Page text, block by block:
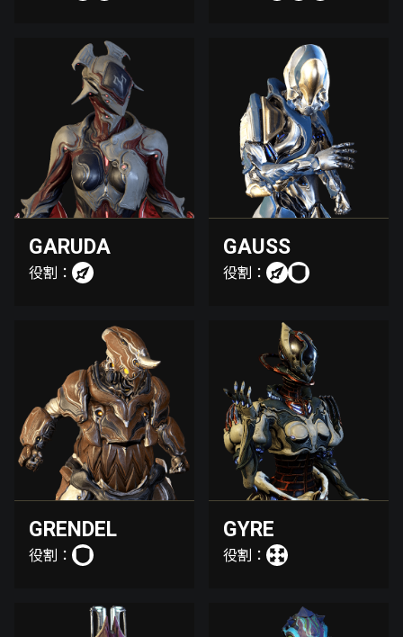
GARUDA
役割：
GAUSS
役割：
GRENDEL
役割：
GYRE
役割：